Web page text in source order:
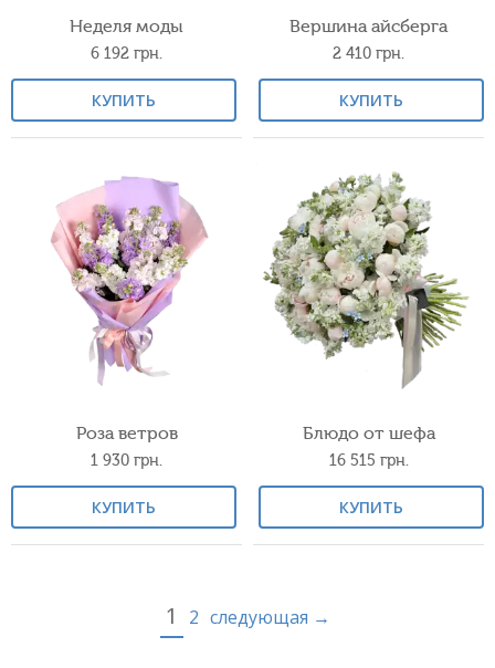
Неделя моды
6 192 грн.
КУПИТЬ
Вершина айсберга
2 410 грн.
КУПИТЬ
Роза ветров
1 930 грн.
КУПИТЬ
Блюдо от шефа
16 515 грн.
КУПИТЬ
1 2 следующая →